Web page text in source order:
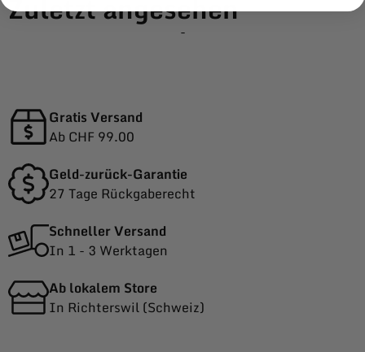
Zuletzt angesehen
-
Gratis Versand
Ab CHF 99.00
Geld-zurück-Garantie
27 Tage Rückgaberecht
Schneller Versand
In 1 - 3 Werktagen
Ab lokalem Store
In Richterswil (Schweiz)